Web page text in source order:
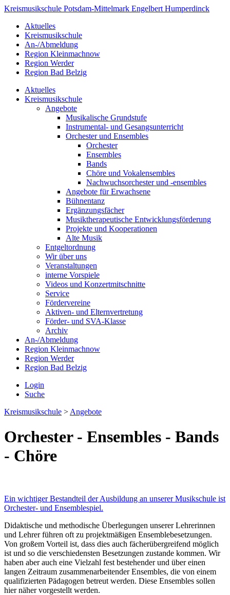
Kreismusikschule Potsdam-Mittelmark Engelbert Humperdinck
Aktuelles
Kreismusikschule
An-/Abmeldung
Region Kleinmachnow
Region Werder
Region Bad Belzig
Aktuelles
Kreismusikschule
Angebote
Musikalische Grundstufe
Instrumental- und Gesangsunterricht
Orchester und Ensembles
Orchester
Ensembles
Bands
Chöre und Vokalensembles
Nachwuchsorchester und -ensembles
Angebote für Erwachsene
Bühnentanz
Ergänzungsfächer
Musiktherapeutische Entwicklungsförderung
Projekte und Kooperationen
Alte Musik
Entgeltordnung
Wir über uns
Veranstaltungen
interne Vorspiele
Videos und Konzertmitschnitte
Service
Fördervereine
Aktiven- und Elternvertretung
Förder- und SVA-Klasse
Archiv
An-/Abmeldung
Region Kleinmachnow
Region Werder
Region Bad Belzig
Login
Suche
Kreismusikschule > Angebote
Orchester - Ensembles - Bands
- Chöre
Ein wichtiger Bestandteil der Ausbildung an unserer Musikschule ist
Orchester- und Ensemblespiel.
Didaktische und methodische Überlegungen unserer Lehrerinnen
und Lehrer führen oft zu projektmäßigen Ensemblebesetzungen.
Von großem Vorteil ist, dass dies auch fächerübergreifend möglich
ist und so die verschiedensten Besetzungen zustande kommen. Wir
haben aber auch eine Vielzahl fest bestehender und über einen
langen Zeitraum zusammenarbeitender Ensembles, die von einem
qualifizierten Pädagogen betreut werden. Diese Ensembles sollen
hier näher vorgestellt werden.